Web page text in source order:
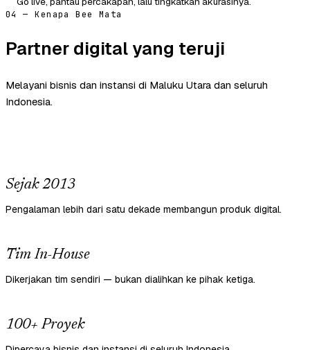
04 — Kenapa Bee Mata
Partner digital yang teruji
Melayani bisnis dan instansi di Maluku Utara dan seluruh
Indonesia.
Sejak 2013
Pengalaman lebih dari satu dekade membangun produk digital.
Tim In-House
Dikerjakan tim sendiri — bukan dialihkan ke pihak ketiga.
100+ Proyek